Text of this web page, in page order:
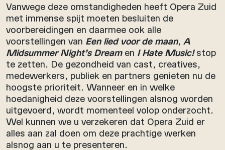
Vanwege deze omstandigheden heeft Opera Zuid
met immense spijt moeten besluiten de
voorbereidingen en daarmee ook alle
voorstellingen van Een lied voor de maan, A
Midsummer Night’s Dreamen I Hate Music!stop
te zetten. De gezondheid van cast, creatives,
medewerkers, publiek en partners genieten nu de
hoogste prioriteit. Wanneer en in welke
hoedanigheid deze voorstellingen alsnog worden
uitgevoerd, wordt momenteel volop onderzocht.
Wel kunnen we u verzekeren dat Opera Zuid er
alles aan zal doen om deze prachtige werken
alsnog aan u te presenteren.